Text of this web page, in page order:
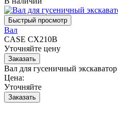
Вал
CASE CX210B
Уточняйте цену
Вал для гусеничный
Цена:
Уточняйте